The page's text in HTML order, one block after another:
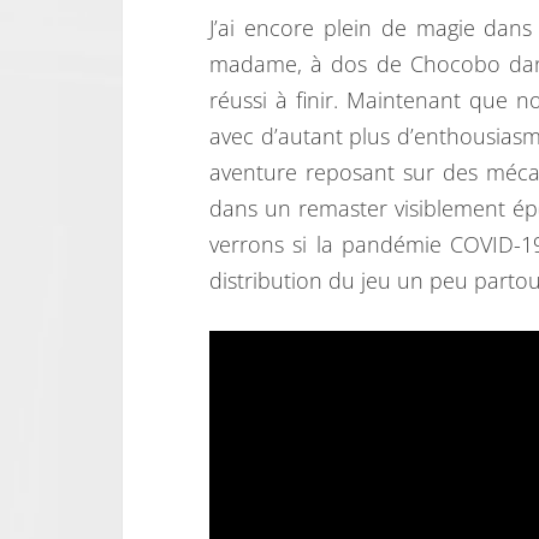
J’ai encore plein de magie
madame, à dos de Chocobo
réussi à finir. Maintenant que
avec d’autant plus
aventure reposant sur des
dans un remaster visiblement
verrons si la pandémie
distribution du jeu un peu